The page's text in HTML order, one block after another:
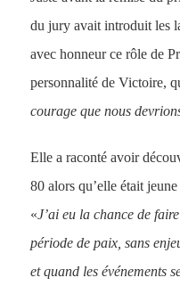
du jury avait introduit les
avec honneur ce rôle de
personnalité de Victoire,
courage que nous
Elle a raconté avoir
80 alors qu’elle était
«J’ai eu la chance de
période de paix, sans
et quand les événements